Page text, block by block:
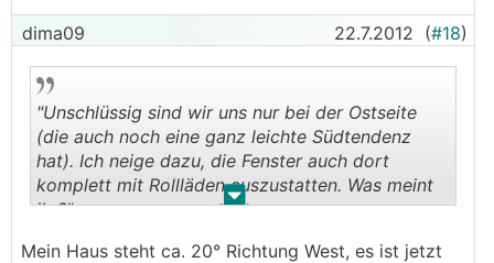
dima09 22.7.2012 (#18)
. .
"Unschlüssig sind wir uns nur bei der Ostseite
(die auch noch eine ganz leichte Südtendenz
hat). Ich neige dazu, die Fenster auch dort
komplett mit Rollläden auszustatten. Was meint
ihr?"
Mein Haus steht ca. 20° Richtung West, es ist jetzt